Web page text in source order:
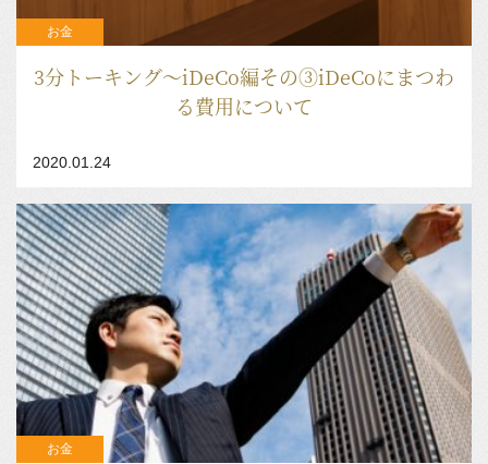
3分トーキング～iDeCo編その③iDeCoにまつわ
る費用について
お金
2020.01.24
お金